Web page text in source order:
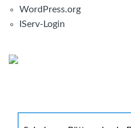
WordPress.org
IServ-Login